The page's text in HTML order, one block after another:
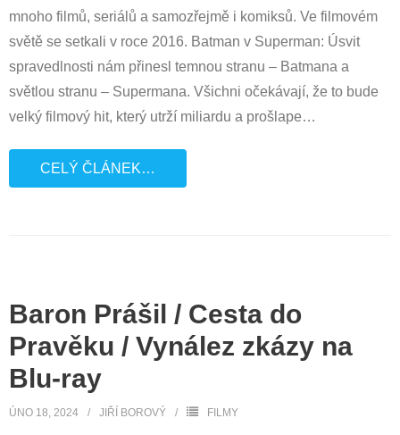
mnoho filmů, seriálů a samozřejmě i komiksů. Ve filmovém
světě se setkali v roce 2016. Batman v Superman: Úsvit
spravedlnosti nám přinesl temnou stranu – Batmana a
světlou stranu – Supermana. Všichni očekávají, že to bude
velký filmový hit, který utrží miliardu a prošlape…
CELÝ ČLÁNEK…
Baron Prášil / Cesta do
Pravěku / Vynález zkázy na
Blu-ray
ÚNO 18, 2024 JIŘÍ BOROVÝ FILMY